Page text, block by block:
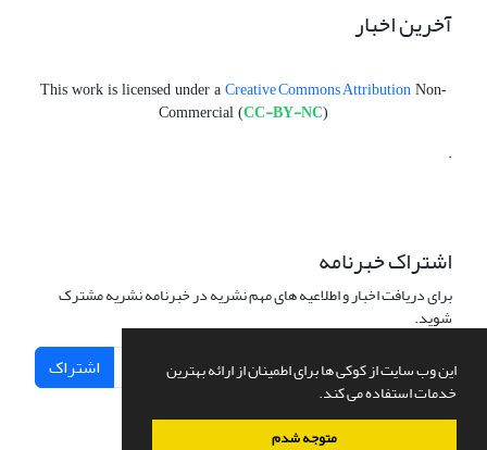
این وب سایت از کوکی ها برای اطمینان از ارائه بهترین
خدمات استفاده می کند.
متوجه شدم
آخرین اخبار
This work is licensed under a Creative Commons Attribution Non-
Commercial (CC-BY-NC)
.
اشتراک خبرنامه
برای دریافت اخبار و اطلاعیه های مهم نشریه در خبرنامه نشریه مشترک
شوید.
اشتراک